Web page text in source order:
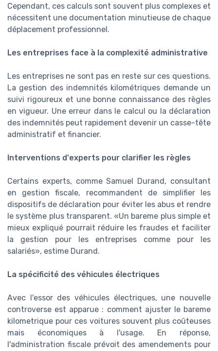
Cependant, ces calculs sont souvent plus complexes et
nécessitent une documentation minutieuse de chaque
déplacement professionnel.
Les entreprises face à la complexité administrative
Les entreprises ne sont pas en reste sur ces questions.
La gestion des indemnités kilométriques demande un
suivi rigoureux et une bonne connaissance des règles
en vigueur. Une erreur dans le calcul ou la déclaration
des indemnités peut rapidement devenir un casse-tête
administratif et financier.
Interventions d'experts pour clarifier les règles
Certains experts, comme Samuel Durand, consultant
en gestion fiscale, recommandent de simplifier les
dispositifs de déclaration pour éviter les abus et rendre
le système plus transparent.
Un bareme plus simple et
mieux expliqué pourrait réduire les fraudes et faciliter
la gestion pour les entreprises comme pour les
salariés , estime Durand.
La spécificité des véhicules électriques
Avec l'essor des véhicules électriques, une nouvelle
controverse est apparue : comment ajuster le bareme
kilometrique pour ces voitures souvent plus coûteuses
mais économiques à l'usage. En réponse,
l'administration fiscale prévoit des amendements pour